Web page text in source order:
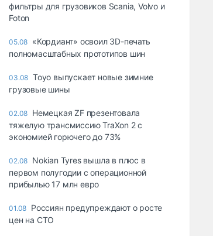
фильтры для грузовиков Scania, Volvo и
Foton
05.08 «Кордиант» освоил 3D-печать
полномасштабных прототипов шин
03.08 Toyo выпускает новые зимние
грузовые шины
02.08 Немецкая ZF презентовала
тяжелую трансмиссию TraXon 2 с
экономией горючего до 73%
02.08 Nokian Tyres вышла в плюс в
первом полугодии с операционной
прибылью 17 млн евро
01.08 Россиян предупреждают о росте
цен на СТО